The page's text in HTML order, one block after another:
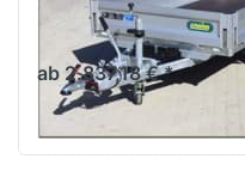
Einachs Pritschenhochlader
ab 2.837,18 € *